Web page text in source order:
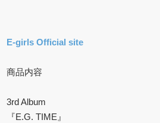
E-girls Official site
商品内容
3rd Album
『E.G. TIME』